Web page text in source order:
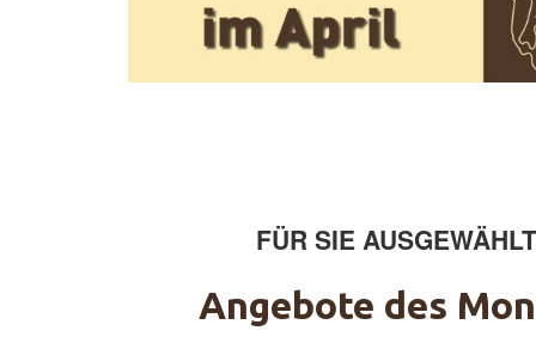
FÜR SIE AUSGEWÄHLT
Angebote des